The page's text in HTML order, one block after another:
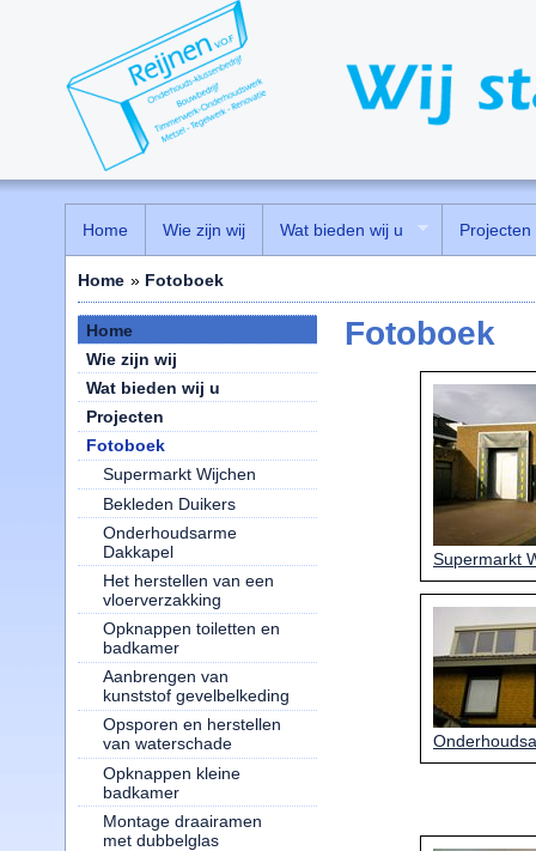
Home » Fotoboek
Home
Wie zijn wij
Wat bieden wij u
Projecten
Fotoboek
Supermarkt Wijchen
Bekleden Duikers
Onderhoudsarme
Dakkapel
Het herstellen van een
vloerverzakking
Opknappen toiletten en
badkamer
Aanbrengen van
kunststof gevelbelkeding
Opsporen en herstellen
van waterschade
Opknappen kleine
badkamer
Montage draairamen
met dubbelglas
Fotoboek
Supermarkt
Home Wie zijn wij Wat bieden wij u Projecten